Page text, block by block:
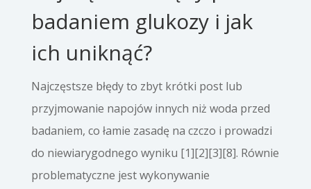
badaniem glukozy i jak
ich uniknąć?
Najczęstsze błędy to zbyt krótki post lub
przyjmowanie napojów innych niż woda przed
badaniem, co łamie zasadę na czczo i prowadzi
do niewiarygodnego wyniku [1][2][3][8]. Równie
problematyczne jest wykonywanie